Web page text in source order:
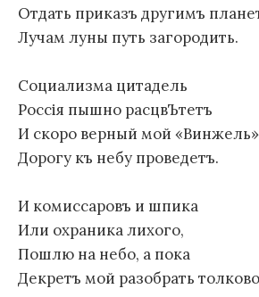
Отдать приказъ другимъ
Лучам луны путь загородить.
Социализма цитадель
Россiя пышно расцвЪтетъ
И скоро верный мой «Винжель»
Дорогу къ небу проведетъ.
И комиссаровъ и шпика
Или охраника лихого,
Пошлю на небо, а пока
Декретъ мой разобрать